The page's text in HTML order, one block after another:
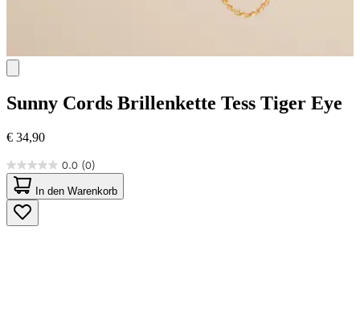
Sunny Cords Brillenkette Tess Tiger Eye
€ 34,90
0.0 (0)
0.0
von
5
Sternen.
In den Warenkorb